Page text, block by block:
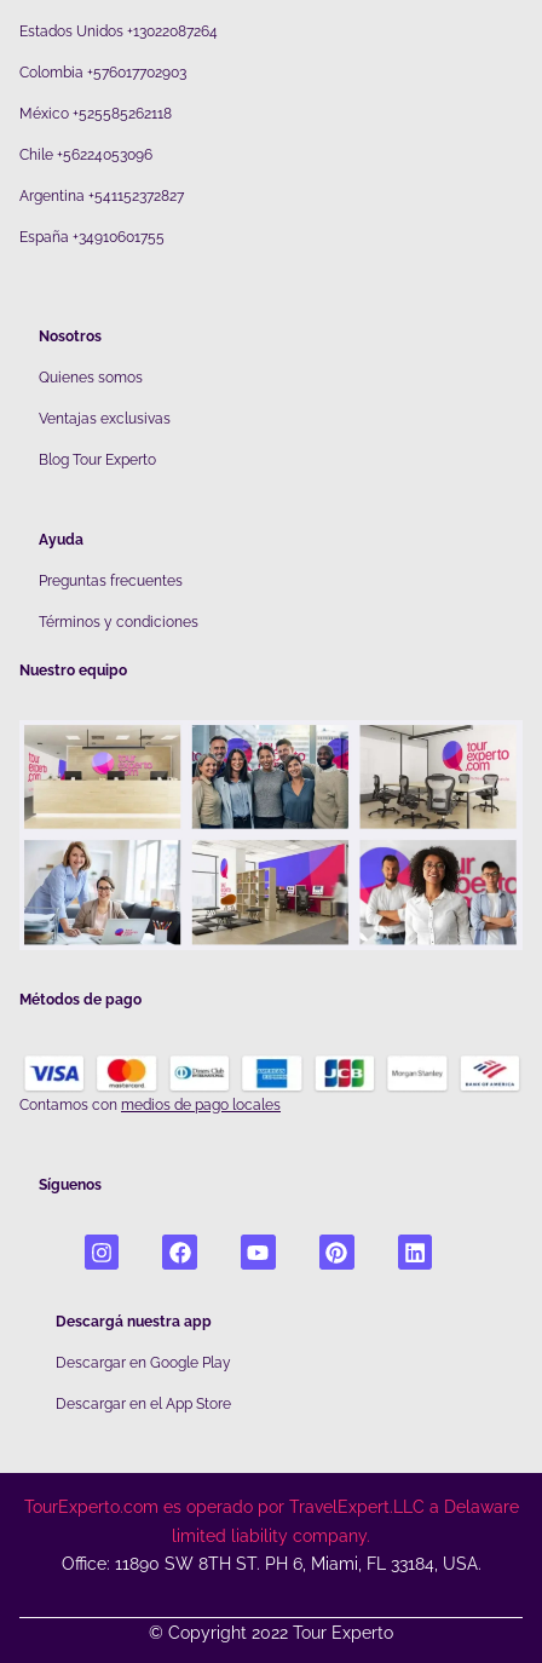
Estados Unidos +13022087264
Colombia +576017702903
México +525585262118
Chile +56224053096
Argentina +541152372827
España +34910601755
Nosotros
Quienes somos
Ventajas exclusivas
Blog Tour Experto
Ayuda
Preguntas frecuentes
Términos y condiciones
Nuestro equipo
Métodos de pago
Contamos con medios de pago locales
Síguenos
Descargá nuestra app
Descargar en Google Play
Descargar en el App Store
TourExperto.com es operado por TravelExpert.LLC a Delaware
limited liability company.
Office: 11890 SW 8TH ST. PH 6, Miami, FL 33184, USA.
© Copyright 2022 Tour Experto